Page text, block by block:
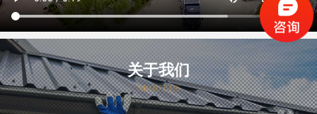
关于我们
ABOUT US